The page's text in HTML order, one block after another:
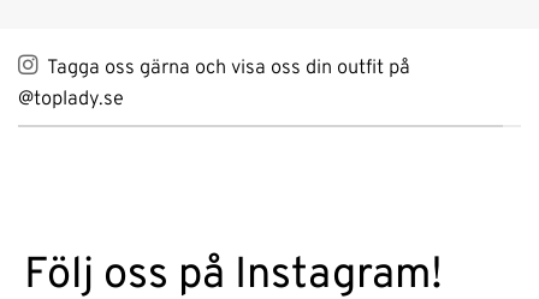
Tagga oss gärna och visa oss din outfit på
@toplady.se
Följ oss på Instagram!